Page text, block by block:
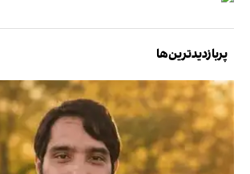
پربازدیدترین‌ها